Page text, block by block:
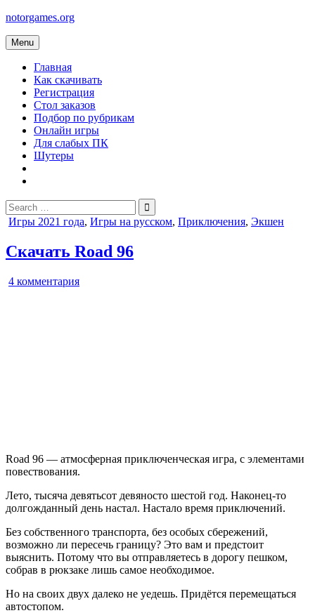
Skip
content
notorgames.org
Menu
Главная
Как скачивать
Регистрация
Стол заказов
Подбор по рубрикам
Онлайн игры
Для слабых ПК
Шутеры
Search
for:
Posted
Игры 2021 года, Игры на русском, Приключения, Экшен
Скачать Road 96
4 комментарияк
Road 96 — атмосферная приключенческая игра, с элементами
повествования.
Лето, тысяча девятьсот девяносто шестой год. Наконец-то
долгожданный день настал. Настало время приключений.
Без собственного транспорта, без особых сбережений,
возможно ли пересечь границу? Это вам и предстоит
выяснить. Потому что вы отправляетесь в дорогу пешком,
собрав в рюкзаке лишь самое необходимое.
Но на своих двух далеко не уедешь. Придётся перемещаться
автостопом.